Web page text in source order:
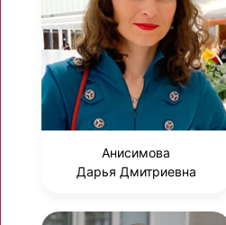
Анисимова
Дарья Дмитриевна